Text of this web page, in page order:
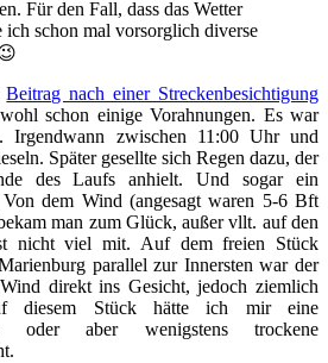
Für den Fall, dass das Wetter
ich schon mal vorsorglich diverse
Beitrag nach einer Streckenbesichtigung
schon einige Vorahnungen. Es war
Irgendwann zwischen 11:00 Uhr und
Später gesellte sich Regen dazu, der
des Laufs anhielt. Und sogar ein
dem Wind (angesagt waren 5-6 Bft
man zum Glück, außer vllt. auf den
nicht viel mit. Auf dem freien Stück
parallel zur Innersten war der
direkt ins Gesicht, jedoch ziemlich
diesem Stück hätte ich mir eine
oder aber wenigstens trockene